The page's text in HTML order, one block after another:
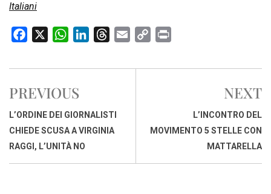
Italiani
c
b
o
o
k
W
a
s
A
p
p
n
d
I
r
d
s
a
p
n
i
PREVIOUS
L’ORDINE DEI GIORNALISTI
CHIEDE SCUSA A VIRGINIA
RAGGI, L’UNITÀ NO
NEXT
L’INCONTRO DEL
MOVIMENTO 5 STELLE CON
MATTARELLA